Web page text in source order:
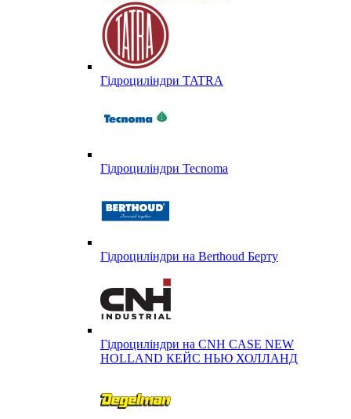
Гідроциліндри TATRA
Гідроциліндри Tecnoma
Гідроциліндри на Berthoud Берту
Гідроциліндри на CNH CASE NEW
HOLLAND КЕЙС НЬЮ ХОЛЛАНД